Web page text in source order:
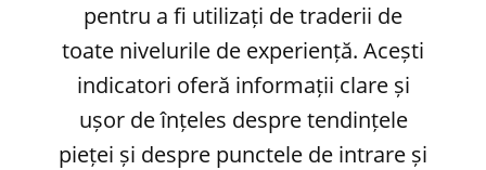
pentru a fi utilizați de traderii de
toate nivelurile de experiență. Acești
indicatori oferă informații clare și
ușor de înțeles despre tendințele
pieței și despre punctele de intrare și